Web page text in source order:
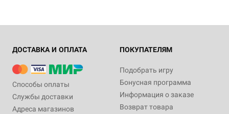
ДОСТАВКА И ОПЛАТА
Способы оплаты
Службы доставки
Адреса магазинов
ПОКУПАТЕЛЯМ
Подобрать игру
Бонусная программа
Информация о заказе
Возврат товара